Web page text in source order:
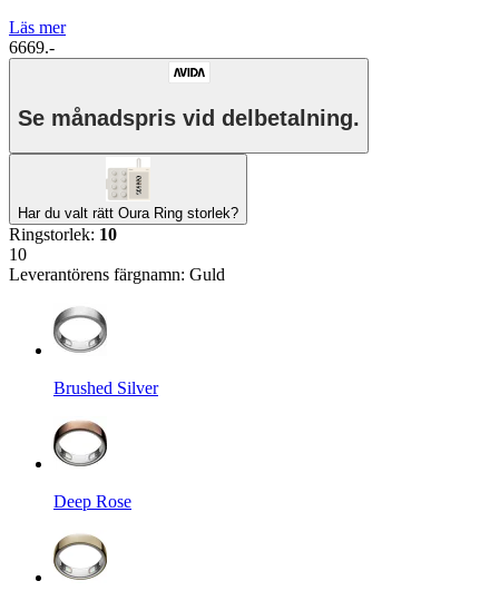
Läs mer
6669.-
Se månadspris vid delbetalning.
Har du valt rätt Oura Ring storlek?
Ringstorlek: 10
10
Leverantörens färgnamn: Guld
Brushed Silver
Deep Rose